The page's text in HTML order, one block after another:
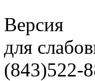
Версия
для
(843)522-